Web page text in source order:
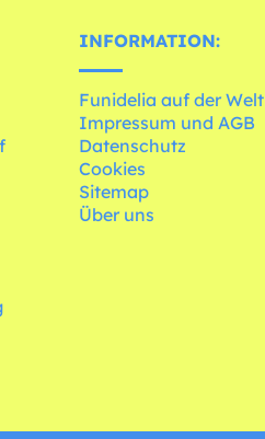
INFORMATION:
Funidelia auf der Welt
Impressum und AGB
Datenschutz
Cookies
Sitemap
Über uns